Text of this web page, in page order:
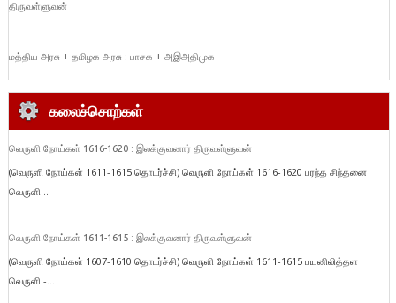
திருவள்ளுவன்
மத்திய அரசு + தமிழக அரசு : பாசக + அஇஅதிமுக
கலைச்சொற்கள்
வெருளி நோய்கள் 1616-1620 : இலக்குவனார் திருவள்ளுவன்
(வெருளி நோய்கள் 1611-1615 தொடர்ச்சி) வெருளி நோய்கள் 1616-1620 பரந்த சிந்தனை
வெருளி...
வெருளி நோய்கள் 1611-1615 : இலக்குவனார் திருவள்ளுவன்
(வெருளி நோய்கள் 1607-1610 தொடர்ச்சி) வெருளி நோய்கள் 1611-1615 பயனிலித்தள
வெருளி -...